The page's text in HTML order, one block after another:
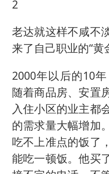
2
老达就这样不咸不
来了自己职业的“黄
2000年以后的10
随着商品房、安置
入住小区的业主都
的需求量大幅增加
吃不上准点的饭了
能吃一顿饭。他买